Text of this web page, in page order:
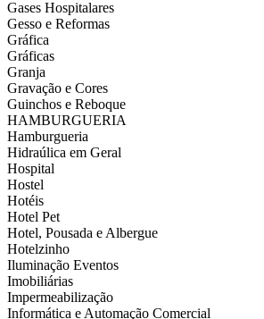
Gases Hospitalares
Gesso e Reformas
Gráfica
Gráficas
Granja
Gravação e Cores
Guinchos e Reboque
HAMBURGUERIA
Hamburgueria
Hidraúlica em Geral
Hospital
Hostel
Hotéis
Hotel Pet
Hotel, Pousada e Albergue
Hotelzinho
Iluminação Eventos
Imobiliárias
Impermeabilização
Informática e Automação Comercial